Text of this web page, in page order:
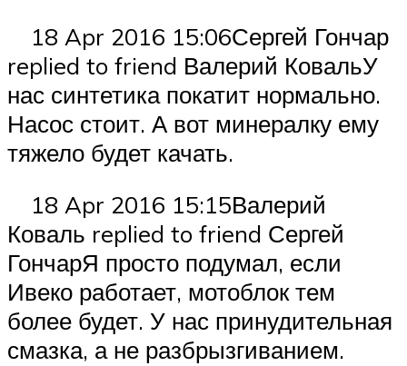
18 Apr 2016 15:06Сергей Гончар
replied to friend Валерий КовальУ
нас синтетика покатит нормально.
Насос стоит. А вот минералку ему
тяжело будет качать.
18 Apr 2016 15:15Валерий
Коваль replied to friend Сергей
ГончарЯ просто подумал, если
Ивеко работает, мотоблок тем
более будет. У нас принудительная
смазка, а не разбрызгиванием.